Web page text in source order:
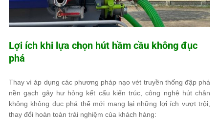
Lợi ích khi lựa chọn hút hầm cầu không đục
phá
Thay vì áp dụng các phương pháp nạo vét truyền thống đập phá
nền gạch gây hư hỏng kết cấu kiến trúc, công nghệ hút chân
không không đục phá thế mới mang lại những lợi ích vượt trội,
thay đổi hoàn toàn trải nghiệm của khách hàng: